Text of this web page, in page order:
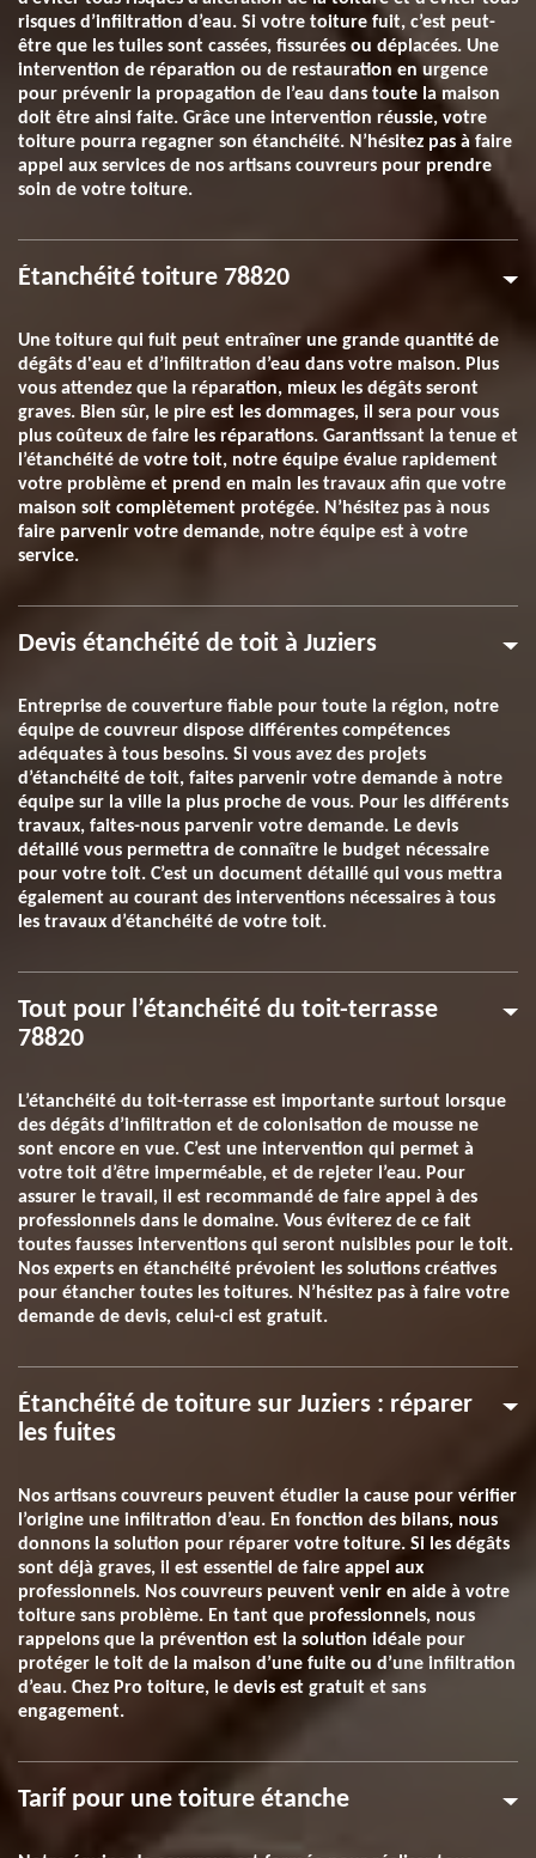
risques d’infiltration d’eau. Si votre toiture fuit, c’est peut-
être que les tuiles sont cassées, fissurées ou déplacées. Une
intervention de réparation ou de restauration en urgence
pour prévenir la propagation de l’eau dans toute la maison
doit être ainsi faite. Grâce une intervention réussie, votre
toiture pourra regagner son étanchéité. N’hésitez pas à faire
appel aux services de nos artisans couvreurs pour prendre
soin de votre toiture.
Étanchéité toiture 78820
Une toiture qui fuit peut entraîner une grande quantité de
dégâts d'eau et d’infiltration d’eau dans votre maison. Plus
vous attendez que la réparation, mieux les dégâts seront
graves. Bien sûr, le pire est les dommages, il sera pour vous
plus coûteux de faire les réparations. Garantissant la tenue et
l’étanchéité de votre toit, notre équipe évalue rapidement
votre problème et prend en main les travaux afin que votre
maison soit complètement protégée. N’hésitez pas à nous
faire parvenir votre demande, notre équipe est à votre
service.
Devis étanchéité de toit à Juziers
Entreprise de couverture fiable pour toute la région, notre
équipe de couvreur dispose différentes compétences
adéquates à tous besoins. Si vous avez des projets
d’étanchéité de toit, faites parvenir votre demande à notre
équipe sur la ville la plus proche de vous. Pour les différents
travaux, faites-nous parvenir votre demande. Le devis
détaillé vous permettra de connaître le budget nécessaire
pour votre toit. C’est un document détaillé qui vous mettra
également au courant des interventions nécessaires à tous
les travaux d’étanchéité de votre toit.
Tout pour l’étanchéité du toit-terrasse
78820
L’étanchéité du toit-terrasse est importante surtout lorsque
des dégâts d’infiltration et de colonisation de mousse ne
sont encore en vue. C’est une intervention qui permet à
votre toit d’être imperméable, et de rejeter l’eau. Pour
assurer le travail, il est recommandé de faire appel à des
professionnels dans le domaine. Vous éviterez de ce fait
toutes fausses interventions qui seront nuisibles pour le toit.
Nos experts en étanchéité prévoient les solutions créatives
pour étancher toutes les toitures. N’hésitez pas à faire votre
demande de devis, celui-ci est gratuit.
Étanchéité de toiture sur Juziers : réparer
les fuites
Nos artisans couvreurs peuvent étudier la cause pour vérifier
l’origine une infiltration d’eau. En fonction des bilans, nous
donnons la solution pour réparer votre toiture. Si les dégâts
sont déjà graves, il est essentiel de faire appel aux
professionnels. Nos couvreurs peuvent venir en aide à votre
toiture sans problème. En tant que professionnels, nous
rappelons que la prévention est la solution idéale pour
protéger le toit de la maison d’une fuite ou d’une infiltration
d’eau. Chez Pro toiture, le devis est gratuit et sans
engagement.
Tarif pour une toiture étanche